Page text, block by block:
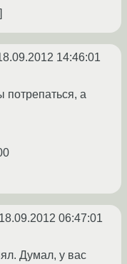
14:46:01
потрепаться, а
18.09.2012 06:47:01
Думал, у вас